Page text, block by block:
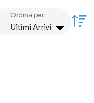
Ordina per: